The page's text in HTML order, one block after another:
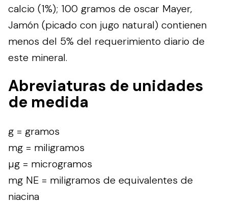
calcio (1%); 100 gramos de oscar Mayer,
Jamón (picado con jugo natural) contienen
menos del 5% del requerimiento diario de
este mineral.
Abreviaturas de unidades
de medida
g = gramos
mg = miligramos
µg = microgramos
mg NE = miligramos de equivalentes de
niacina